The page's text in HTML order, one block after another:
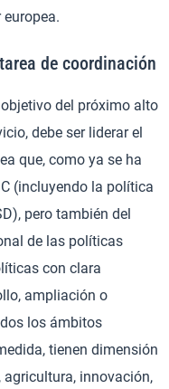
de coordinación
del próximo alto
debe ser liderar el
que, como ya se ha
(incluyendo la política
pero también del
de las políticas
con clara
ampliación o
los ámbitos
tienen dimensión
innovación,